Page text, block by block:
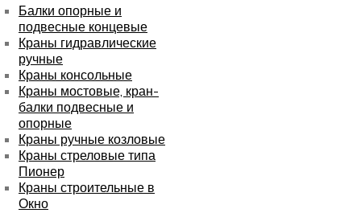
Балки опорные и
подвесные концевые
Краны гидравлические
ручные
Краны консольные
Краны мостовые, кран-
балки подвесные и
опорные
Краны ручные козловые
Краны стреловые типа
Пионер
Краны строительные в
Окно